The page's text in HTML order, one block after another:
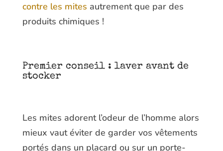
contre les mites autrement que par des
produits chimiques !
Premier conseil : laver avant de
stocker
Les mites adorent l’odeur de l’homme alors
mieux vaut éviter de garder vos vêtements
portés dans un placard ou sur un porte-